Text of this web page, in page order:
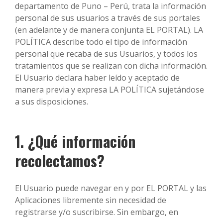
departamento de Puno – Perú, trata la información
personal de sus usuarios a través de sus portales
(en adelante y de manera conjunta EL PORTAL). LA
POLÍTICA describe todo el tipo de información
personal que recaba de sus Usuarios, y todos los
tratamientos que se realizan con dicha información.
El Usuario declara haber leído y aceptado de
manera previa y expresa LA POLÍTICA sujetándose
a sus disposiciones.
1. ¿Qué información
recolectamos?
El Usuario puede navegar en y por EL PORTAL y las
Aplicaciones libremente sin necesidad de
registrarse y/o suscribirse. Sin embargo, en